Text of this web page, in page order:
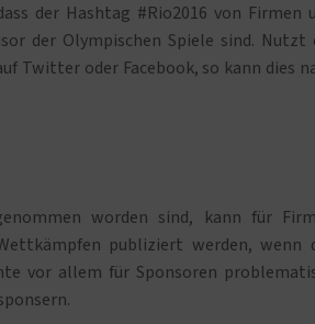
der Hashtag #Rio2016 von Firmen
der Olympischen Spiele sind. Nutzt
Twitter oder Facebook, so kann dies
worden sind, kann für
publiziert werden, wenn
vor allem für Sponsoren